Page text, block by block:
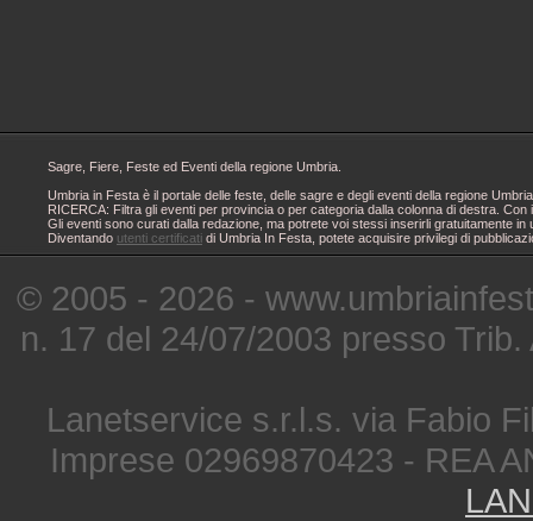
Sagre, Fiere, Feste ed Eventi della regione Umbria.
Umbria in Festa è il portale delle feste, delle sagre e degli eventi della regione
RICERCA: Filtra gli eventi per provincia o per categoria dalla colonna di destra.
Gli eventi sono curati dalla redazione, ma potrete voi stessi inserirli gratuitamente
Diventando utenti certificati di Umbria In Festa, potete acquisire privilegi di
© 2005 - 2026 -
n. 17 del 24/07/2003 presso
Lanetservice s.r.l.s. via Fabio
Imprese 02969870423 - REA